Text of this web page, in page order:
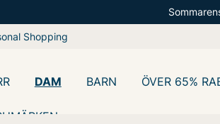
Shopping
DAM BARN ÖVER 65%